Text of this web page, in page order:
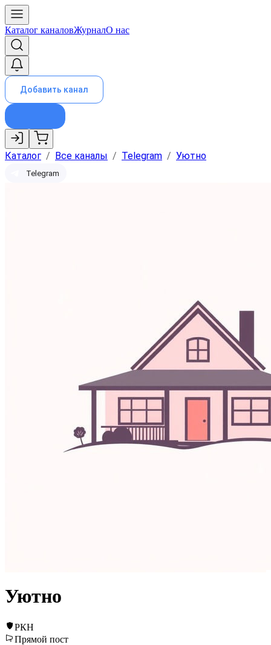
Каталог каналовЖурналО нас
Добавить канал
Каталог / Все каналы / Telegram / Уютно
Telegram
Уютно
РКН
Прямой пост